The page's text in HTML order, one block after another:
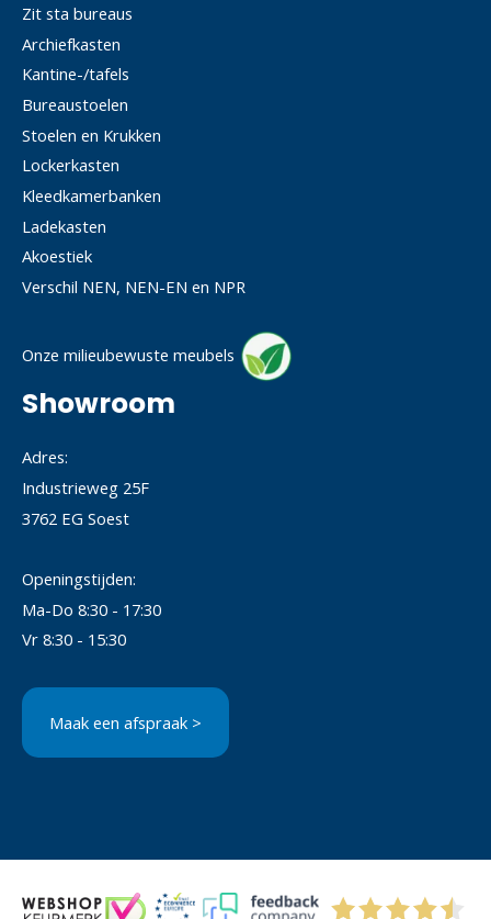
Zit sta bureaus
Archiefkasten
Kantine-/tafels
Bureaustoelen
Stoelen en Krukken
Lockerkasten
Kleedkamerbanken
Ladekasten
Akoestiek
Verschil NEN, NEN-EN en NPR
Onze milieubewuste meubels
Showroom
Adres:
Industrieweg 25F
3762 EG Soest
Openingstijden:
Ma-Do 8:30 - 17:30
Vr 8:30 - 15:30
Maak een afspraak >